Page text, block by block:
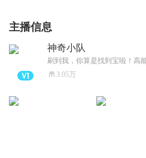
主播信息
神奇小队
3.05万